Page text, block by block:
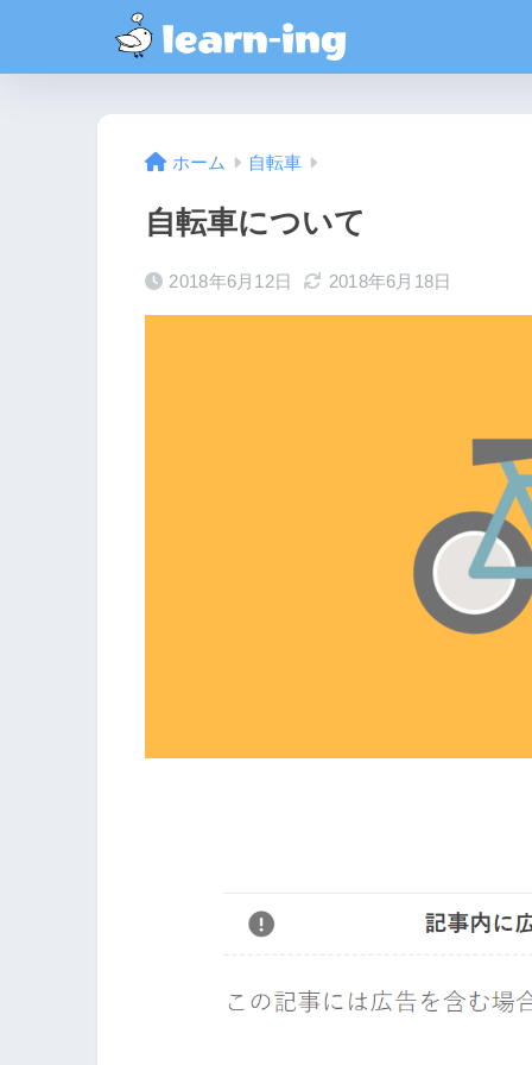
ホーム 自転車
自転車について
2018年6月12日 2018年6月18日